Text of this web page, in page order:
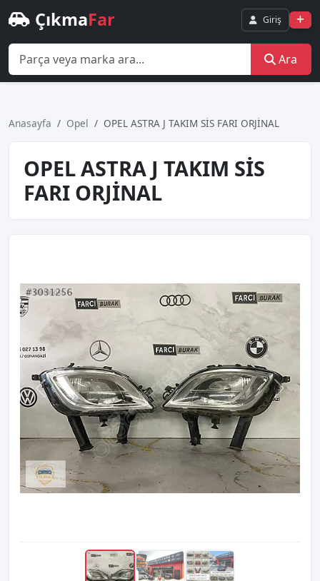
ÇıkmaFar Giriş
Ara
Anasayfa Opel OPEL ASTRA J TAKIM SİS FARI ORJİNAL
OPEL ASTRA J TAKIM SİS
FARI ORJİNAL